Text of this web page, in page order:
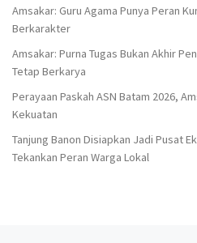
Amsakar: Guru Agama Punya Peran
Berkarakter
Amsakar: Purna Tugas Bukan Akhir
Tetap Berkarya
Perayaan Paskah ASN Batam 2026,
Kekuatan
Tanjung Banon Disiapkan Jadi Pusat
Tekankan Peran Warga Lokal